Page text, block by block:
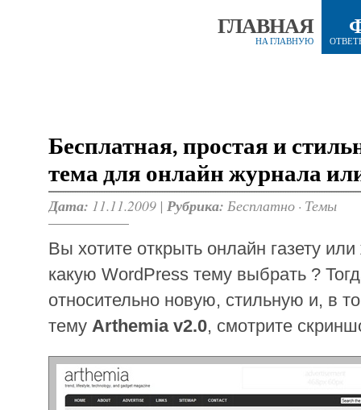
ГЛАВНАЯ
НА ГЛАВНУЮ
Бесплатная, простая и
тема для онлайн журнала
Дата: 11.11.2009 | Рубрика: Бесплатно · Темы
Вы хотите открыть онлайн газету
какую WordPress тему выбрать ?
относительно новую, стильную и, в
тему Arthemia v2.0, смотрите